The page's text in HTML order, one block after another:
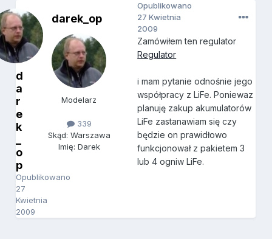
d
a
r
e
k
o
p
Opublikowano
27
Kwietnia
2009
darek_op
Modelarz
339
Skąd: Warszawa
Imię: Darek
Opublikowano
27 Kwietnia
2009
Zamówiłem ten regulator
Regulator
i mam pytanie odnośnie jego
współpracy z LiFe. Poniewaz
planuję zakup akumulatorów
LiFe zastanawiam się czy
będzie on prawidłowo
funkcjonował z pakietem 3
lub 4 ogniw LiFe.